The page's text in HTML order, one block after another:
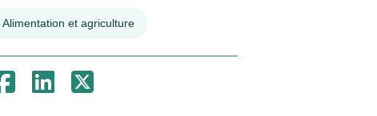
Alimentation et agriculture